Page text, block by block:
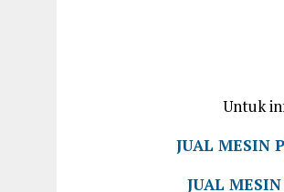
Untuk
JUAL MESIN
JUAL